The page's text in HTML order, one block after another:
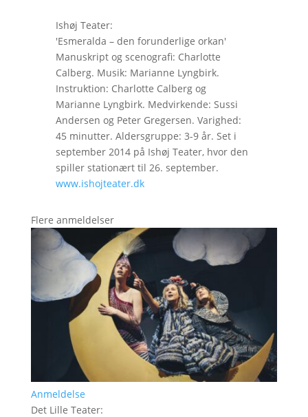
Ishøj Teater:
'Esmeralda – den forunderlige orkan'
Manuskript og scenografi: Charlotte
Calberg. Musik: Marianne Lyngbirk.
Instruktion: Charlotte Calberg og
Marianne Lyngbirk. Medvirkende: Sussi
Andersen og Peter Gregersen. Varighed:
45 minutter. Aldersgruppe: 3-9 år. Set i
september 2014 på Ishøj Teater, hvor den
spiller stationært til 26. september.
www.ishojteater.dk
Flere anmeldelser
Anmeldelse
Det Lille Teater: